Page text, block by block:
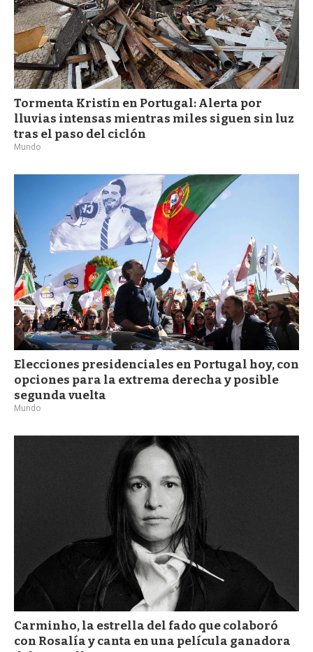
Tormenta Kristin en Portugal: Alerta por
lluvias intensas mientras miles siguen sin luz
tras el paso del ciclón
Mundo
Elecciones presidenciales en Portugal hoy, con
opciones para la extrema derecha y posible
segunda vuelta
Mundo
Carminho, la estrella del fado que colaboró
con Rosalía y canta en una película ganadora